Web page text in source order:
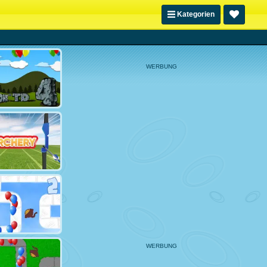
Kategorien